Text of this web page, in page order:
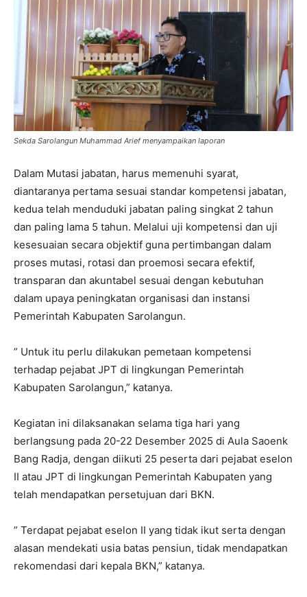
Sekda Sarolangun Muhammad Arief menyampaikan laporan
Dalam Mutasi jabatan, harus memenuhi syarat,
diantaranya pertama sesuai standar kompetensi jabatan,
kedua telah menduduki jabatan paling singkat 2 tahun
dan paling lama 5 tahun. Melalui uji kompetensi dan uji
kesesuaian secara objektif guna pertimbangan dalam
proses mutasi, rotasi dan proemosi secara efektif,
transparan dan akuntabel sesuai dengan kebutuhan
dalam upaya peningkatan organisasi dan instansi
Pemerintah Kabupaten Sarolangun.
” Untuk itu perlu dilakukan pemetaan kompetensi
terhadap pejabat JPT di lingkungan Pemerintah
Kabupaten Sarolangun,” katanya.
Kegiatan ini dilaksanakan selama tiga hari yang
berlangsung pada 20-22 Desember 2025 di Aula Saoenk
Bang Radja, dengan diikuti 25 peserta dari pejabat eselon
II atau JPT di lingkungan Pemerintah Kabupaten yang
telah mendapatkan persetujuan dari BKN.
” Terdapat pejabat eselon II yang tidak ikut serta dengan
alasan mendekati usia batas pensiun, tidak mendapatkan
rekomendasi dari kepala BKN,” katanya.